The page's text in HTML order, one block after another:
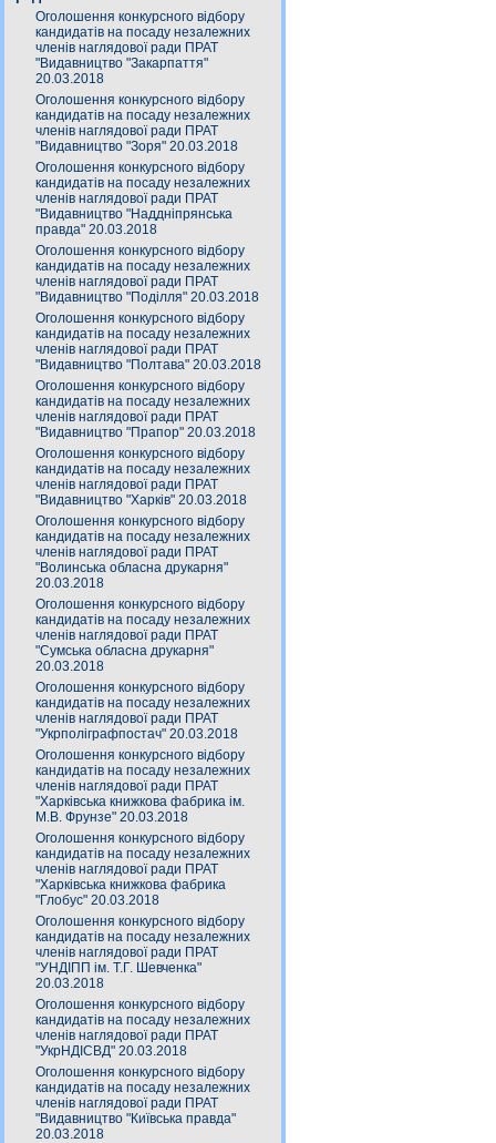
Оголошення конкурсного відбору
кандидатів на посаду незалежних
членів наглядової ради ПРАТ
"Видавництво "Закарпаття"
20.03.2018
Оголошення конкурсного відбору
кандидатів на посаду незалежних
членів наглядової ради ПРАТ
"Видавництво "Зоря" 20.03.2018
Оголошення конкурсного відбору
кандидатів на посаду незалежних
членів наглядової ради ПРАТ
"Видавництво "Наддніпрянська
правда" 20.03.2018
Оголошення конкурсного відбору
кандидатів на посаду незалежних
членів наглядової ради ПРАТ
"Видавництво "Поділля" 20.03.2018
Оголошення конкурсного відбору
кандидатів на посаду незалежних
членів наглядової ради ПРАТ
"Видавництво "Полтава" 20.03.2018
Оголошення конкурсного відбору
кандидатів на посаду незалежних
членів наглядової ради ПРАТ
"Видавництво "Прапор" 20.03.2018
Оголошення конкурсного відбору
кандидатів на посаду незалежних
членів наглядової ради ПРАТ
"Видавництво "Харків" 20.03.2018
Оголошення конкурсного відбору
кандидатів на посаду незалежних
членів наглядової ради ПРАТ
"Волинська обласна друкарня"
20.03.2018
Оголошення конкурсного відбору
кандидатів на посаду незалежних
членів наглядової ради ПРАТ
"Сумська обласна друкарня"
20.03.2018
Оголошення конкурсного відбору
кандидатів на посаду незалежних
членів наглядової ради ПРАТ
"Укрполіграфпостач" 20.03.2018
Оголошення конкурсного відбору
кандидатів на посаду незалежних
членів наглядової ради ПРАТ
"Харківська книжкова фабрика ім.
М.В. Фрунзе" 20.03.2018
Оголошення конкурсного відбору
кандидатів на посаду незалежних
членів наглядової ради ПРАТ
"Харківська книжкова фабрика
"Глобус" 20.03.2018
Оголошення конкурсного відбору
кандидатів на посаду незалежних
членів наглядової ради ПРАТ
"УНДІПП ім. Т.Г. Шевченка"
20.03.2018
Оголошення конкурсного відбору
кандидатів на посаду незалежних
членів наглядової ради ПРАТ
"УкрНДІСВД" 20.03.2018
Оголошення конкурсного відбору
кандидатів на посаду незалежних
членів наглядової ради ПРАТ
"Видавництво "Київська правда"
20.03.2018